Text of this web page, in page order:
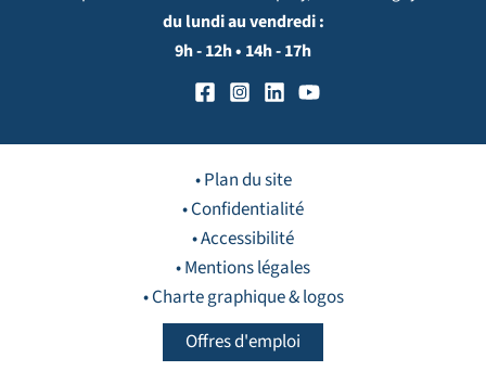
du lundi au vendredi :
9h - 12h • 14h - 17h
• Plan du site
• Confidentialité
• Accessibilité
• Mentions légales
• Charte graphique & logos
Offres d'emploi